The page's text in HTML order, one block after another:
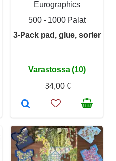
Eurographics
500 - 1000 Palat
3-Pack pad, glue, sorter
Varastossa (10)
34,00 €